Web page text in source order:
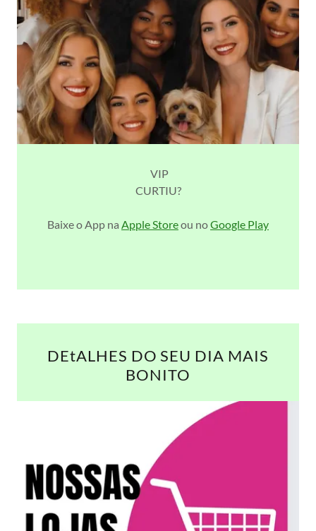
VIP
CURTIU?
Baixe o App na Apple Storeou noGoogle Play
DEtALHES DO SEU DIA MAIS
BONITO